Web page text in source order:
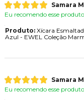
Samara
Eu recomendo esse produto.
Produto:Xícara
Azul - EWEL Coleção
Samara
Eu recomendo esse